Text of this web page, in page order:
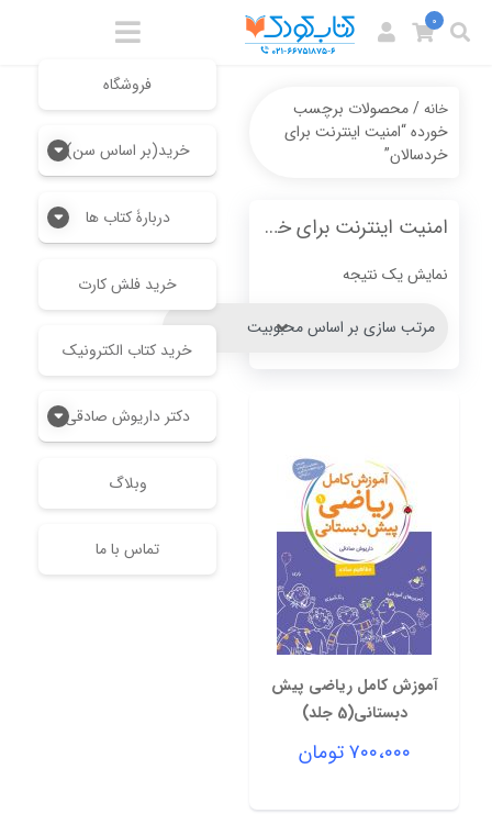
فروشگاه
خرید(بر اساس سن)
دربارۀ کتاب ها
خرید فلش کارت
خرید کتاب الکترونیک
دکتر داریوش صادقی
وبلاگ
تماس با ما
0
خانه/ محصولات برچسب
خورده “امنیت اینترنت برای
خردسالان”
امنیت اینترنت برای خردسالان
نمایش یک نتیجه
آموزش کامل ریاضی پیش
دبستانی(5 جلد)
۷۰۰،۰۰۰تومان